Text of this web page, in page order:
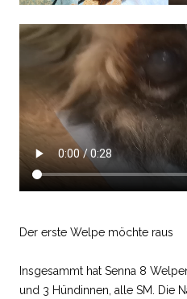
Der erste Welpe möchte raus
Insgesammt hat Senna 8
und 3 Hündinnen, alle SM. Die